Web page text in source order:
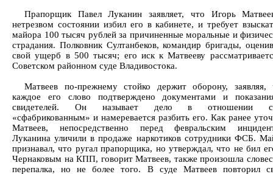
Прапорщик Павел Луканин заявляет, что Игорь
нетрезвом состоянии избил его в кабинете, и требует
майора 100 тысяч рублей за причиненные моральные и
страдания. Полковник Султанбеков, командир бригады,
свой ущерб в 500 тысяч; его иск к Матвееву
Советском районном суде Владивостока.
Матвеев по-прежнему стойко держит оборону, заявляя,
каждое его слово подтверждено документами и
свидетелей. Он называет дело в отношении
«сфабрикованным» и намеревается разбить его. Как ранее
Матвеев, непосредственно перед февральским
Луканина уличили в продаже наркотиков сотрудники ФСБ.
признавал, что ругал прапорщика, но утверждал, что не бил
Чернаковым на КПП, говорит Матвеев, также произошла
перепалка, но не более того. В суде Матвеев повторил